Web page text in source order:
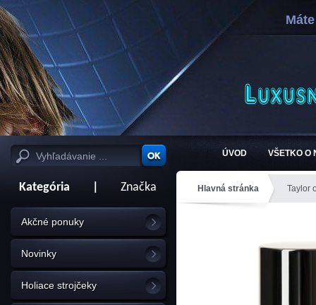
ÚVOD VŠETKO O
Kategória Značka
Akčné ponuky
Novinky
Holiace strojčeky
Hlavná stránka Taylor